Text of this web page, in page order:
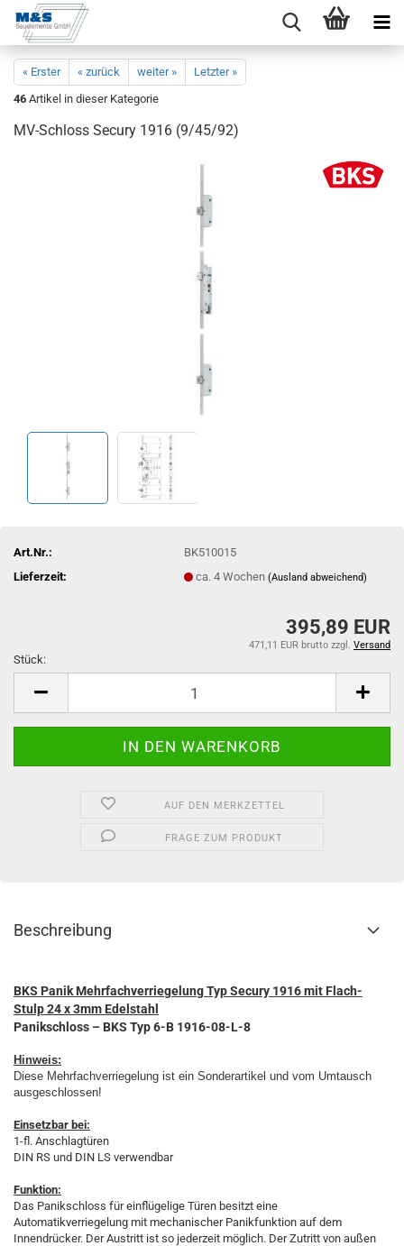
« Erster « zurück weiter »
Letzter »
46 Artikel in dieser Kategorie
MV-​Schloss Se­cu­ry 1916 (9/45/92)
Art.Nr.:
BK510015
Lieferzeit:
ca. 4 Wochen(Ausland abweichend)
395,89 EUR
471,11 EUR brutto zzgl. Versand
Stück:
AUF DEN MERKZETTEL
FRAGE ZUM PRODUKT
Beschreibung
BKS Panik Mehrfachverriegelung Typ Secury 1916 mit Flach-
Stulp 24 x 3mm Edelstahl
Panikschloss – BKS Typ 6-B 1916-08-L-8
Hinweis:
Diese Mehrfachverriegelung ist ein Sonderartikel und vom Umtausch
ausgeschlossen!
Einsetzbar bei:
1-fl. Anschlagtüren
DIN RS und DIN LS verwendbar
Funktion:
Das Panikschloss für einflügelige Türen besitzt eine
Automatikverriegelung mit mechanischer Panikfunktion auf dem
Innendrücker. Der Austritt ist so jederzeit möglich. Der Zutritt von außen